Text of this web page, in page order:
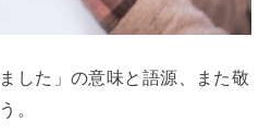
した」の意味と語源、また敬
。